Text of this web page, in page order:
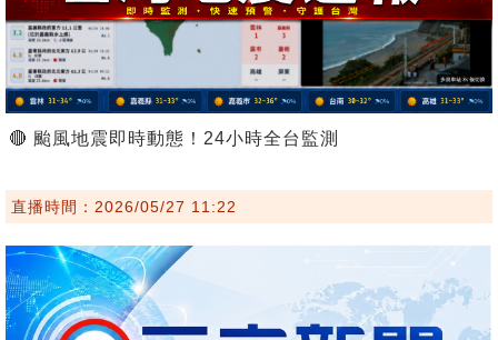
🔴 颱風地震即時動態！24小時全台監測
直播時間：2026/05/27 11:22